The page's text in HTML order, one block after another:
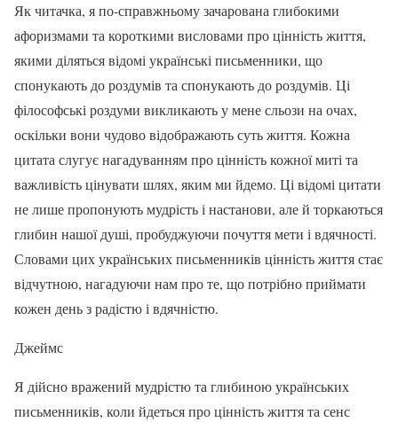
Як читачка, я по-справжньому зачарована глибокими
афоризмами та короткими висловами про цінність життя,
якими діляться відомі українські письменники, що
спонукають до роздумів та спонукають до роздумів. Ці
філософські роздуми викликають у мене сльози на очах,
оскільки вони чудово відображають суть життя. Кожна
цитата слугує нагадуванням про цінність кожної миті та
важливість цінувати шлях, яким ми йдемо. Ці відомі цитати
не лише пропонують мудрість і настанови, але й торкаються
глибин нашої душі, пробуджуючи почуття мети і вдячності.
Словами цих українських письменників цінність життя стає
відчутною, нагадуючи нам про те, що потрібно приймати
кожен день з радістю і вдячністю.
Джеймс
Я дійсно вражений мудрістю та глибиною українських
письменників, коли йдеться про цінність життя та сенс